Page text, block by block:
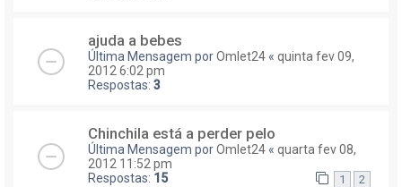
ajuda a bebes
Última Mensagem porOmlet24 « quinta fev 09,
2012 6:02 pm
Respostas: 3
Chinchila está a perder pelo
Última Mensagem porOmlet24 « quarta fev 08,
2012 11:52 pm
Respostas: 15 1 2